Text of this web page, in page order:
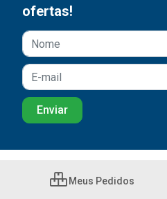
ofertas!
Meus Pedidos